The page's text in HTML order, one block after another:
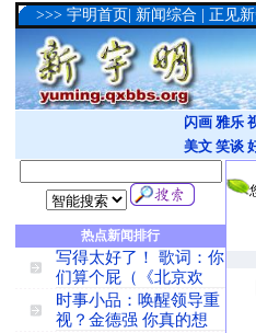
>>> 宇明首页 新闻综合 正见
闪画 雅乐
美文 笑谈
热点新闻排行
写得太好了！ 歌词：你
们算个屁（《北京欢
时事小品：唤醒领导重
视？金德强 你真的想